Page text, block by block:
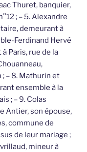
Thuret, banquier,
; – 5. Alexandre
demeurant à
Ferdinand Hervé
Paris, rue de la
– 8. Mathurin et
ensemble à la
; – 9. Colas
Antier, son épouse,
commune de
de leur mariage ;
mineur à